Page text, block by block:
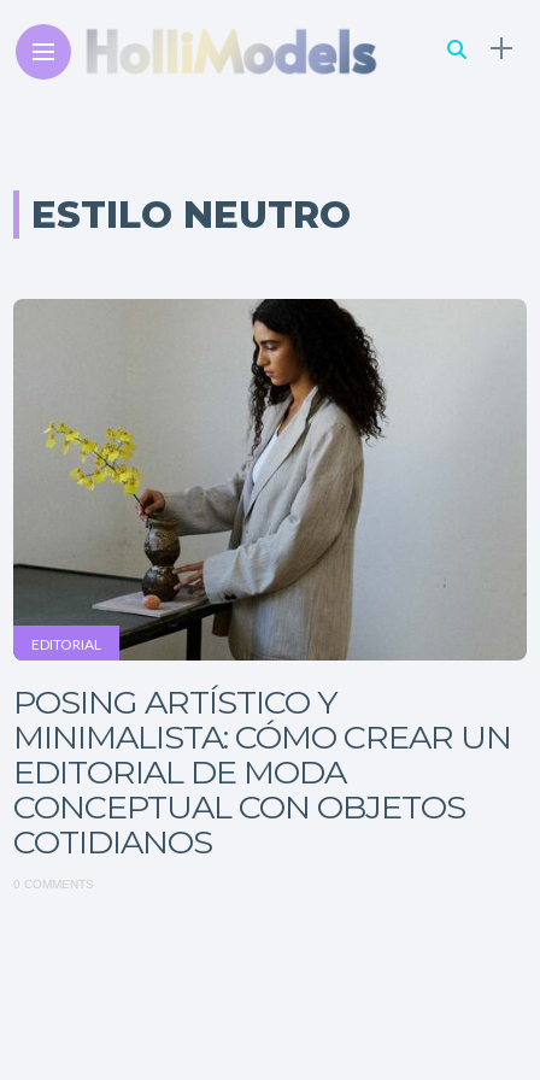
ESTILO NEUTRO
EDITORIAL
POSING ARTÍSTICO Y
MINIMALISTA: CÓMO CREAR UN
EDITORIAL DE MODA
CONCEPTUAL CON OBJETOS
COTIDIANOS
0 COMMENTS